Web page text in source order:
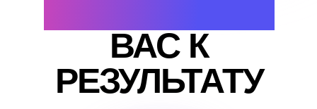
ВАС К
РЕЗУЛЬТАТУ